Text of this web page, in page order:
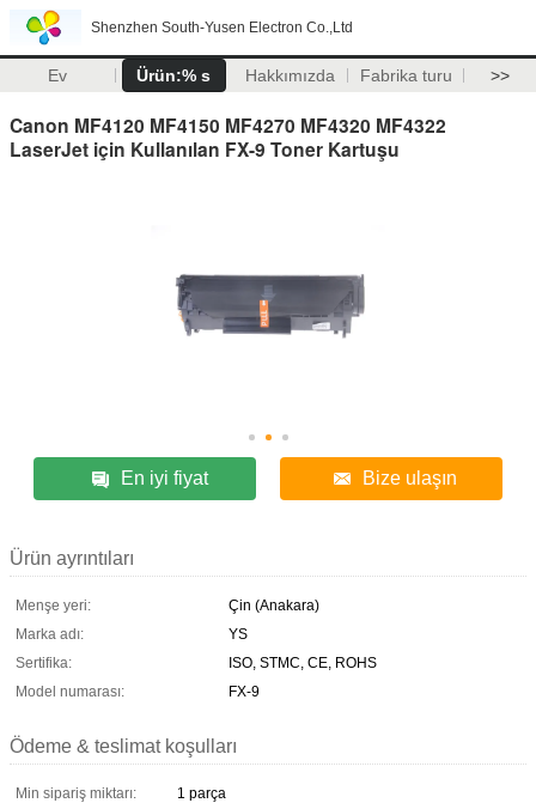
Shenzhen South-Yusen Electron Co.,Ltd
Ev Ürün:% s Hakkımızda Fabrika turu >>
Canon MF4120 MF4150 MF4270 MF4320 MF4322
LaserJet için Kullanılan FX-9 Toner Kartuşu
En iyi fiyat Bize ulaşın
Ürün ayrıntıları
Menşe yeri:
Çin (Anakara)
Marka adı:
YS
Sertifika:
ISO, STMC, CE, ROHS
Model numarası:
FX-9
Ödeme & teslimat koşulları
Min sipariş miktarı:
1 parça